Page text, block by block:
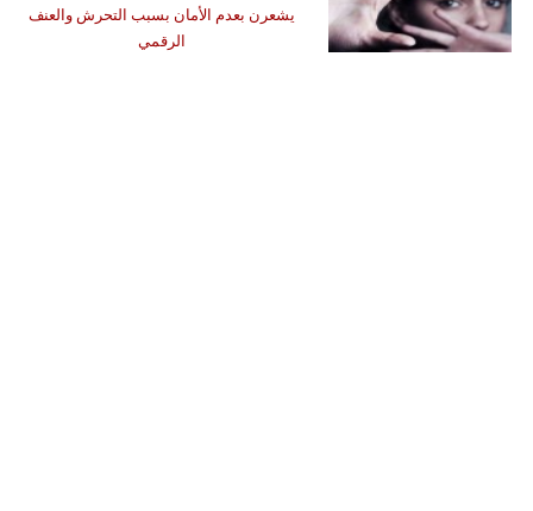
يشعرن بعدم الأمان بسبب التحرش والعنف
الرقمي